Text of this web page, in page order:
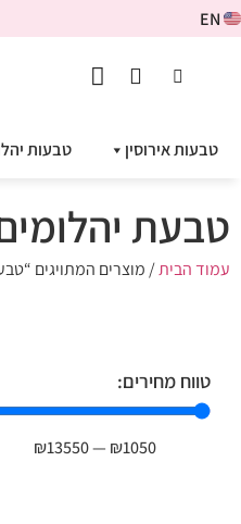
EN
טבעות אירוסין טבעות
טבעת
עמוד הבית/ מוצרים המתויגים
טווח מחירים:
₪1050
—
₪13550